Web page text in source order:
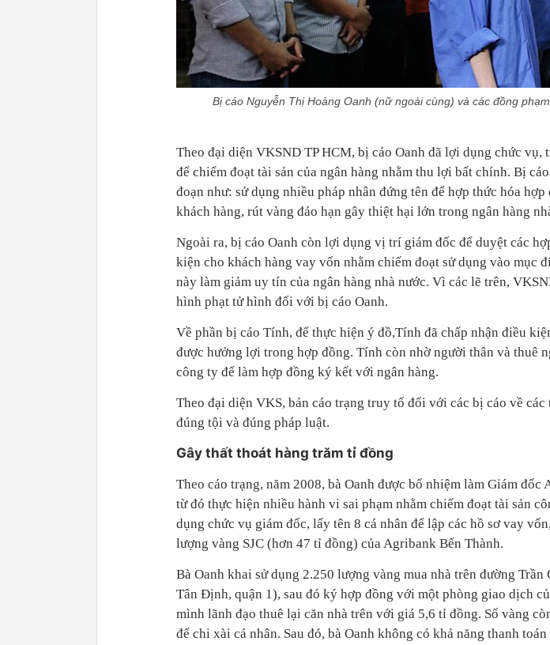
Bị cáo Nguyễn Thị Hoàng Oanh (nữ ngoài cùng) và các đồng
Theo đại diện VKSND TP HCM, bị cáo Oanh đã lợi dụng chức vụ,
để chiếm đoạt tài sản của ngân hàng nhằm thu lợi bất chính. Bị
đoạn như: sử dụng nhiều pháp nhân đứng tên để hợp thức hóa
khách hàng, rút vàng đáo hạn gây thiệt hại lớn trong ngân hàng
Ngoài ra, bị cáo Oanh còn lợi dụng vị trí giám đốc để duyệt các
kiện cho khách hàng vay vốn nhằm chiếm đoạt sử dụng vào mục
này làm giảm uy tín của ngân hàng nhà nước. Vì các lẽ trên,
hình phạt tử hình đối với bị cáo Oanh.
Về phần bị cáo Tính, để thực hiện ý đồ,Tính đã chấp nhận điều
được hưởng lợi trong hợp đồng. Tính còn nhờ người thân và thuê
công ty để làm hợp đồng ký kết với ngân hàng.
Theo đại diện VKS, bản cáo trạng truy tố đối với các bị cáo về
đúng tội và đúng pháp luật.
Gây thất thoát hàng trăm tỉ đồng
Theo cáo trạng, năm 2008, bà Oanh được bổ nhiệm làm Giám đốc
từ đó thực hiện nhiều hành vi sai phạm nhằm chiếm đoạt tài sản
dụng chức vụ giám đốc, lấy tên 8 cá nhân để lập các hồ sơ vay
lượng vàng SJC (hơn 47 tỉ đồng) của Agribank Bến Thành.
Bà Oanh khai sử dụng 2.250 lượng vàng mua nhà trên đường Trần
Tân Định, quận 1), sau đó ký hợp đồng với một phòng giao dịch
mình lãnh đạo thuê lại căn nhà trên với giá 5,6 tỉ đồng. Số vàng
để chi xài cá nhân. Sau đó, bà Oanh không có khả năng thanh